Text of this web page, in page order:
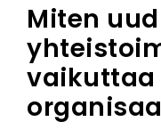
Miten
vaikuttaa